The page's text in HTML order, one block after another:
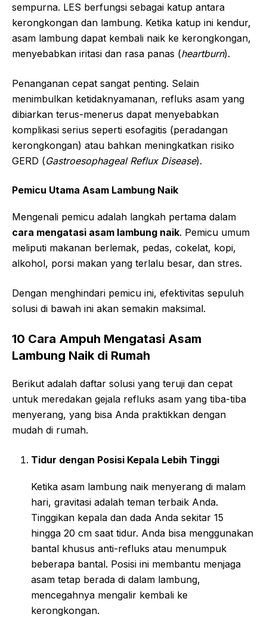
sempurna. LES berfungsi sebagai katup antara
kerongkongan dan lambung. Ketika katup ini kendur,
asam lambung dapat kembali naik ke kerongkongan,
menyebabkan iritasi dan rasa panas (heartburn).
Penanganan cepat sangat penting. Selain
menimbulkan ketidaknyamanan, refluks asam yang
dibiarkan terus-menerus dapat menyebabkan
komplikasi serius seperti esofagitis (peradangan
kerongkongan) atau bahkan meningkatkan risiko
GERD (Gastroesophageal Reflux Disease).
Pemicu Utama Asam Lambung Naik
Mengenali pemicu adalah langkah pertama dalam
cara mengatasi asam lambung naik. Pemicu umum
meliputi makanan berlemak, pedas, cokelat, kopi,
alkohol, porsi makan yang terlalu besar, dan stres.
Dengan menghindari pemicu ini, efektivitas sepuluh
solusi di bawah ini akan semakin maksimal.
10 Cara Ampuh Mengatasi Asam
Lambung Naik di Rumah
Berikut adalah daftar solusi yang teruji dan cepat
untuk meredakan gejala refluks asam yang tiba-tiba
menyerang, yang bisa Anda praktikkan dengan
mudah di rumah.
Tidur dengan Posisi Kepala Lebih Tinggi
Ketika asam lambung naik menyerang di malam
hari, gravitasi adalah teman terbaik Anda.
Tinggikan kepala dan dada Anda sekitar 15
hingga 20 cm saat tidur. Anda bisa menggunakan
bantal khusus anti-refluks atau menumpuk
beberapa bantal. Posisi ini membantu menjaga
asam tetap berada di dalam lambung,
mencegahnya mengalir kembali ke
kerongkongan.